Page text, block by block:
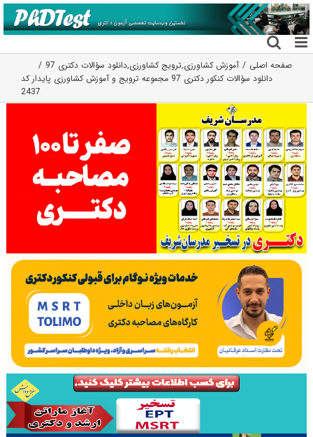
رفتن
به
محتوا
صفحه اصلی آموزش کشاورزی,ترویج کشاورزی,دانلود سؤالات دکتری 97
دانلود سؤالات کنکور دکتری 97 مجموعه ترویج و آموزش کشاورزی پایدار کد
2437